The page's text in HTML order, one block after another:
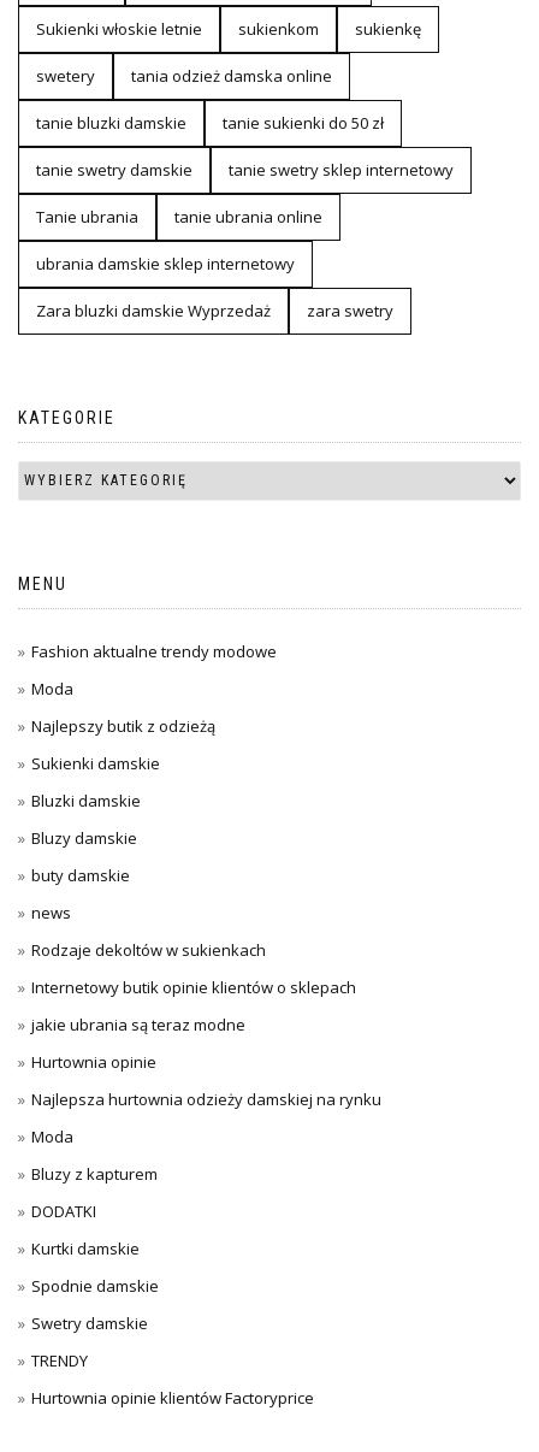
Sukienki włoskie letnie sukienkom sukienkę
swetery tania odzież damska online
tanie bluzki damskie tanie sukienki do 50 zł
tanie swetry damskie tanie swetry sklep internetowy
Tanie ubrania tanie ubrania online
ubrania damskie sklep internetowy
Zara bluzki damskie Wyprzedaż zara swetry
KATEGORIE
MENU
Fashion aktualne trendy modowe
Moda
Najlepszy butik z odzieżą
Sukienki damskie
Bluzki damskie
Bluzy damskie
buty damskie
news
Rodzaje dekoltów w sukienkach
Internetowy butik opinie klientów o sklepach
jakie ubrania są teraz modne
Hurtownia opinie
Najlepsza hurtownia odzieży damskiej na rynku
Moda
Bluzy z kapturem
DODATKI
Kurtki damskie
Spodnie damskie
Swetry damskie
TRENDY
Hurtownia opinie klientów Factoryprice